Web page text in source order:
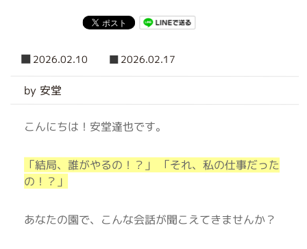
2026.02.10 2026.02.17
by 安堂
こんにちは！安堂達也です。
「結局、誰がやるの！？」 「それ、私の仕事だった
の！？」
あなたの園で、こんな会話が聞こえてきませんか？